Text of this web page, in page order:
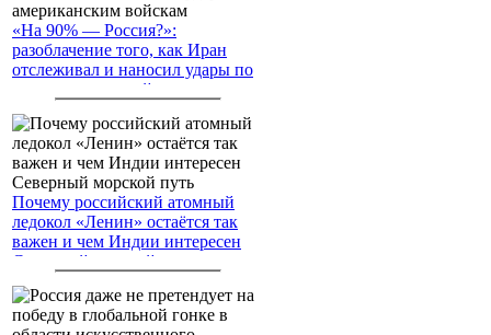
«На 90% — Россия?»:
разоблачение того, как Иран
отслеживал и наносил удары по
американским войскам
Почему российский атомный
ледокол «Ленин» остаётся так
важен и чем Индии интересен
Северный морской путь